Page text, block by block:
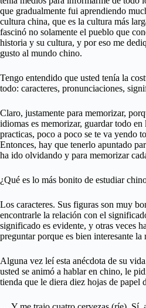
que gradualmente fui aprendiendo
cultura china, que es la cultura más
fascinó no solamente el pueblo que
historia y su cultura, y por eso me
gusto al mundo chino.
Tengo entendido que usted tenía la
todo: caracteres, pronunciaciones,
Claro, justamente para memorizar,
idiomas es memorizar, guardar todo
practicas, poco a poco se te va yendo
Entonces, hay que tenerlo apuntado
ha ido olvidando y para memorizar
¿Qué es lo más bonito de estudiar
Los caracteres. Sus figuras son muy
encontrarle la relación con el
significado es evidente, y otras veces
preguntar porque es bien interesante la
Alguna vez leí esta anécdota de su
usted se animó a hablar en chino, le
tienda que le diera diez hojas de